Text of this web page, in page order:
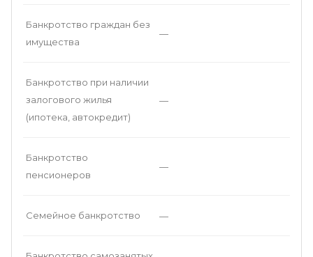
Банкротство граждан без
имущества
—
Банкротство при наличии
залогового жилья
(ипотека, автокредит)
—
Банкротство
пенсионеров
—
Семейное банкротство —